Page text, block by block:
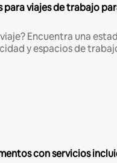
para viajes de trabajo
Encuentra una
y espacios de
con servicios